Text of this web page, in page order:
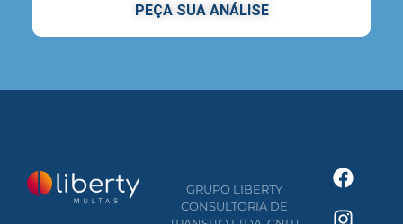
PEÇA SUA ANÁLISE
GRUPO LIBERTY
CONSULTORIA DE